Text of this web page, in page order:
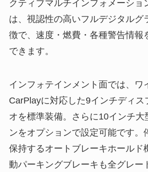
クティブマルチインフォメーショ
は、視認性の高いフルデジタルグ
徴で、速度・燃費・各種警告情報
できます。
インフォテインメント面では、ワ
CarPlayに対応した9インチディス
オを標準装備。さらに10インチ大
ンをオプションで設定可能です。
保持するオートブレーキホールド
動パーキングブレーキも全グレー